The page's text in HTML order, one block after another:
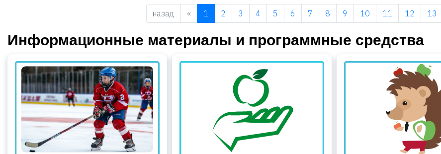
назад «Previous
1 2 3 4 5 6 7 8 9 10 11 12 13
Информационные материалы и программные средства